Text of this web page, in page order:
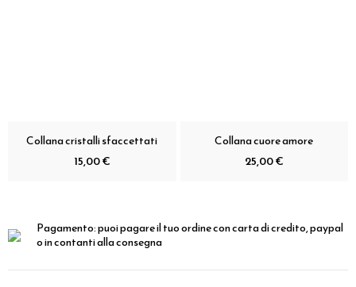
Collana cristalli sfaccettati
15,00 €
Collana cuore amore
25,00 €
Pagamento:puoi pagare il tuo ordine con carta di credito, paypal
o in contanti alla consegna